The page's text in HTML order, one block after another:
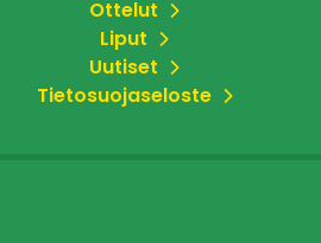
Ottelut
Liput
Uutiset
Tietosuojaseloste